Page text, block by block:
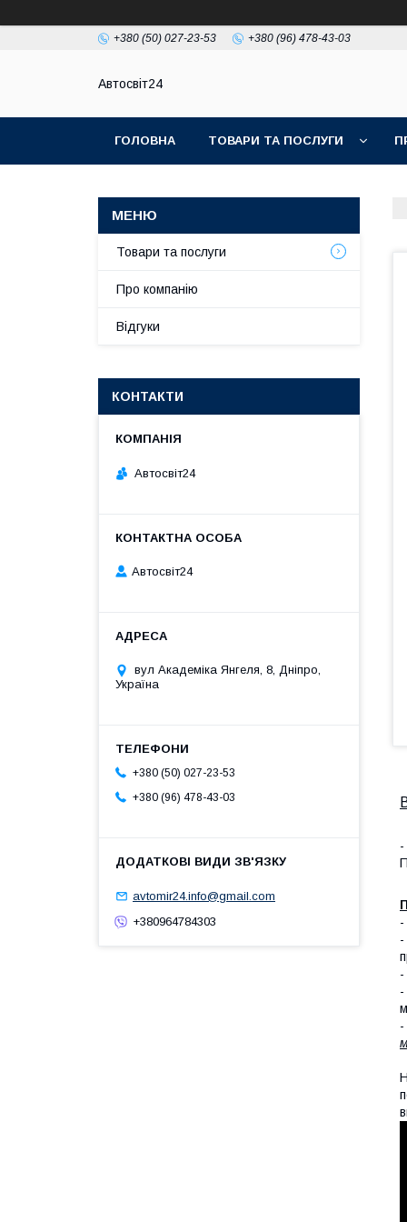
+380 (50) 027-23-53 +380 (96) 478-43-03
Автосвіт24
ГОЛОВНА ТОВАРИ ТА ПОСЛУГИ
-
-
-
-
-
Товари та послуги
Про компанію
Відгуки
КОНТАКТИ
Автосвіт24
Автосвіт24
вул Академіка Янгеля, 8, Дніпро,
Україна
+380 (50) 027-23-53
+380 (96) 478-43-03
avtomir24.info@gmail.com
+380964784303